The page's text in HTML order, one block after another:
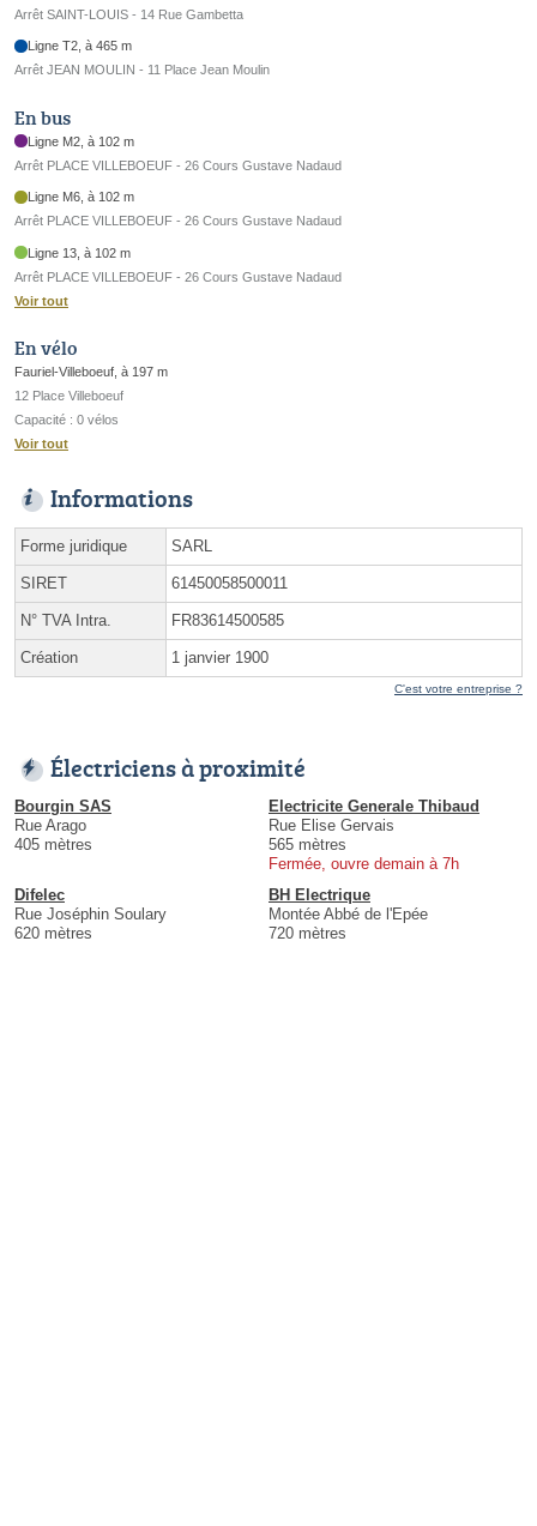
Arrêt SAINT-LOUIS - 14 Rue Gambetta
Ligne T2, à 465 m
Arrêt JEAN MOULIN - 11 Place Jean Moulin
En bus
Ligne M2, à 102 m
Arrêt PLACE VILLEBOEUF - 26 Cours Gustave Nadaud
Ligne M6, à 102 m
Arrêt PLACE VILLEBOEUF - 26 Cours Gustave Nadaud
Ligne 13, à 102 m
Arrêt PLACE VILLEBOEUF - 26 Cours Gustave Nadaud
Voir tout
En vélo
Fauriel-Villeboeuf, à 197 m
12 Place Villeboeuf
Capacité : 0 vélos
Voir tout
Informations
Forme juridique SARL
SIRET 61450058500011
N° TVA Intra. FR83614500585
Création 1 janvier 1900
C'est votre entreprise ?
Électriciens à proximité
Bourgin SAS
Rue Arago
405 mètres
Electricite Generale Thibaud
Rue Elise Gervais
565 mètres
Fermée, ouvre demain à 7h
Difelec
Rue Joséphin Soulary
620 mètres
BH Electrique
Montée Abbé de l'Epée
720 mètres